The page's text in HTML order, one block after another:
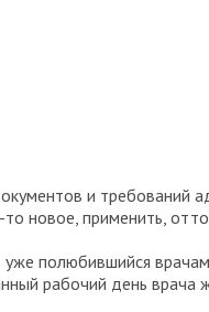
и требований
новое, применить,
полюбившийся
рабочий день врача